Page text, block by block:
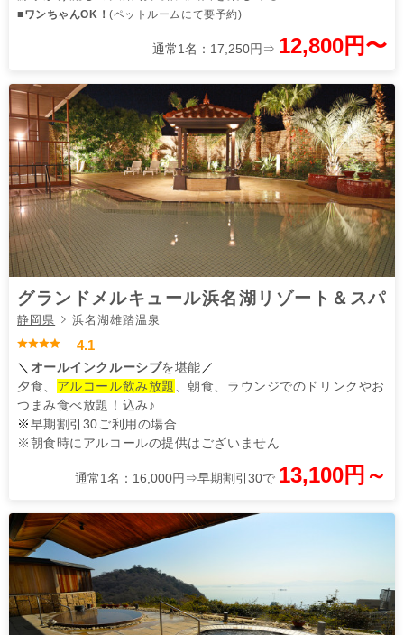
■ワンちゃんOK！(ペットルームにて要予約)
通常1名：17,250円⇒ 12,800円〜
グランドメルキュール浜名湖リゾート＆スパ
静岡県 浜名湖雄踏温泉
4.1
＼ オールインクルーシブを堪能 ／
夕食、 アルコール飲み放題
、朝食、ラウンジでのドリンクやお
つまみ食べ放題！込み♪
※早期割引30ご利用の場合
※朝食時にアルコールの提供はございません
通常1名：16,000円⇒早期割引30で 13,100円～